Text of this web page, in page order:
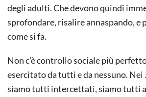
degli adulti. Che devono quindi
sprofondare, risalire annaspando, e
come si fa.
Non c’è controllo sociale più
esercitato da tutti e da nessuno. Nei
siamo tutti intercettati, siamo tutti